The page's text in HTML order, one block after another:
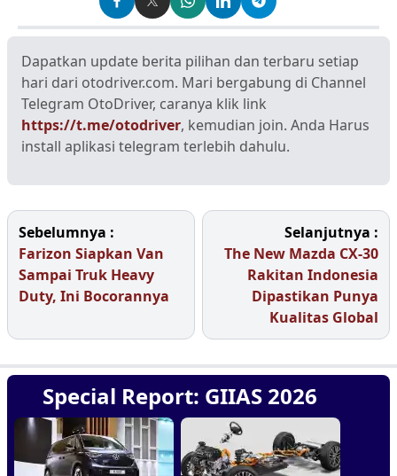
Dapatkan update berita pilihan dan terbaru setiap
hari dari otodriver.com. Mari bergabung di Channel
Telegram OtoDriver, caranya klik link
https://t.me/otodriver, kemudian join. Anda Harus
install aplikasi telegram terlebih dahulu.
Sebelumnya :
Farizon Siapkan Van
Sampai Truk Heavy
Duty, Ini Bocorannya
Selanjutnya :
The New Mazda CX-30
Rakitan Indonesia
Dipastikan Punya
Kualitas Global
Special Report: GIIAS 2026